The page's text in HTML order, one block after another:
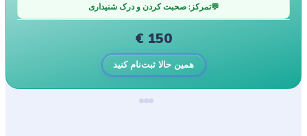
💬تمرکز: صحبت کردن و درک شنیداری
150
€
همین حالا ثبت‌نام کنید